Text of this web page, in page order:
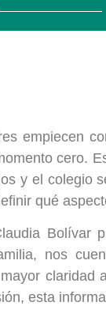
empiecen
cero.
y el colegio
qué
Bolívar
nos
esta